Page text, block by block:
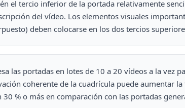
el tercio inferior de la portada relativamente
del vídeo. Los elementos visuales
deben colocarse en los dos tercios
las portadas en lotes de 10 a 20 vídeos a la vez
coherente de la cuadrícula puede aumentar
30 % o más en comparación con las portadas